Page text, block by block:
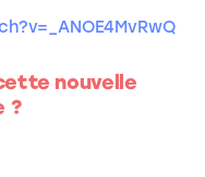
nouvelle
?